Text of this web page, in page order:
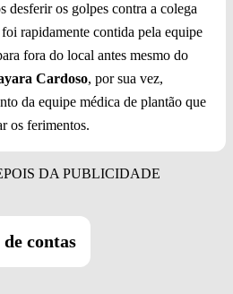
desferir os golpes contra a colega
foi rapidamente contida pela equipe
fora do local antes mesmo do
Cardoso, por sua vez,
da equipe médica de plantão que
os ferimentos.
contas